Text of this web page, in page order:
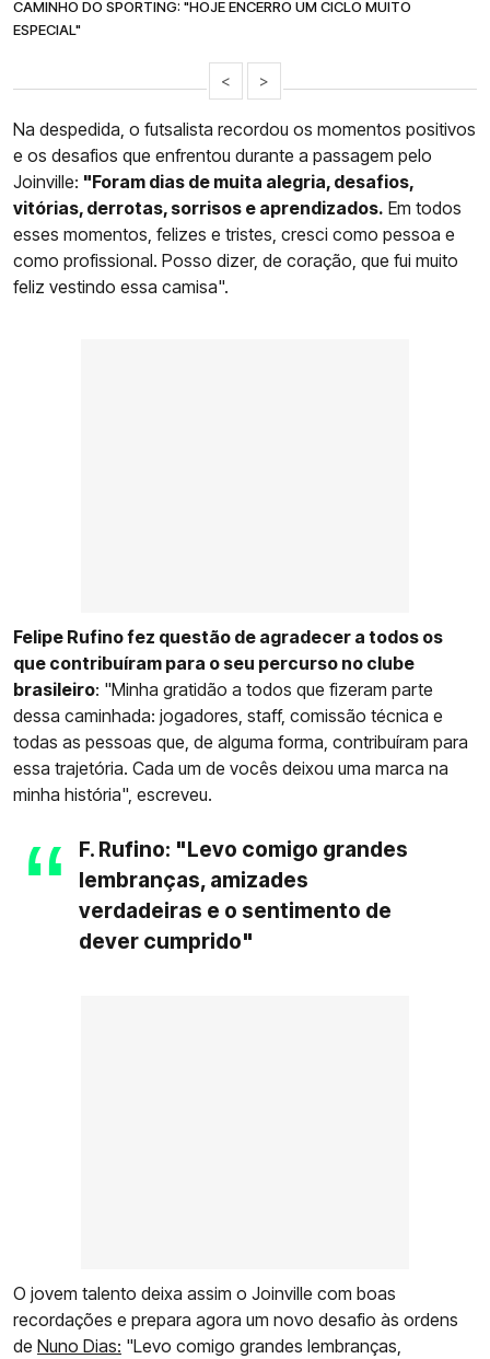
CAMINHO DO SPORTING: "HOJE ENCERRO UM CICLO MUITO
ESPECIAL"
< >
Na despedida, o futsalista recordou os momentos positivos
e os desafios que enfrentou durante a passagem pelo
Joinville: "Foram dias de muita alegria, desafios,
vitórias, derrotas, sorrisos e aprendizados. Em todos
esses momentos, felizes e tristes, cresci como pessoa e
como profissional. Posso dizer, de coração, que fui muito
feliz vestindo essa camisa".
Felipe Rufino fez questão de agradecer a todos os
que contribuíram para o seu percurso no clube
brasileiro: "Minha gratidão a todos que fizeram parte
dessa caminhada: jogadores, staff, comissão técnica e
todas as pessoas que, de alguma forma, contribuíram para
essa trajetória. Cada um de vocês deixou uma marca na
minha história", escreveu.
F. Rufino: "Levo comigo grandes
lembranças, amizades
verdadeiras e o sentimento de
dever cumprido"
O jovem talento deixa assim o Joinville com boas
recordações e prepara agora um novo desafio às ordens
de Nuno Dias: "Levo comigo grandes lembranças,